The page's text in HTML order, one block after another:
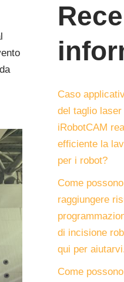
Caso
del taglio
iRobotCAM
efficiente la
per i robot?
Come
raggiungere
di incisione
qui per
Come